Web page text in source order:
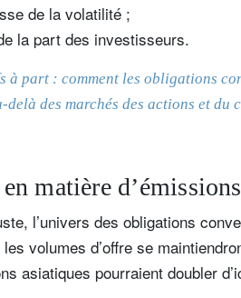
de la volatilité ;
la part des investisseurs.
à part : comment les obligations
des marchés des actions et du
matière d’émissions
l’univers des obligations
volumes d’offre se
asiatiques pourraient doubler